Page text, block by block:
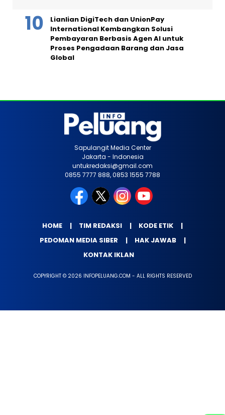
Lianlian DigiTech dan UnionPay
International Kembangkan Solusi
Pembayaran Berbasis Agen AI untuk
Proses Pengadaan Barang dan Jasa
Global
Sapulangit Media Center
Jakarta - Indonesia
untukredaksi@gmail.com
0855 7777 888, 0853 1555 7788
HOME TIM REDAKSI
KODE ETIK
PEDOMAN MEDIA SIBER
HAK JAWAB
KONTAK IKLAN
COPYRIGHT © 2026 INFOPELUANG.COM - ALL RIGHTS RESERVED